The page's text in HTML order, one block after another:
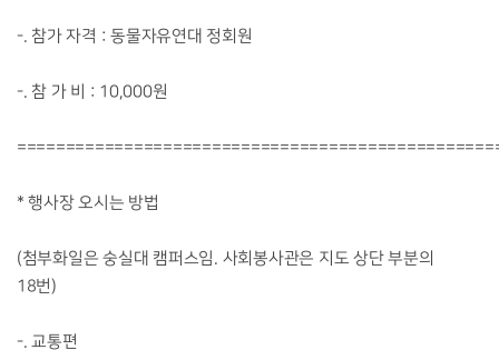
-. 참가 자격 : 동물자유연대 정회원
-. 참 가 비 : 10,000원
* 행사장 오시는 방법
(첨부화일은 숭실대 캠퍼스임. 사회봉사관은 지도 상단 부분의
18번)
-. 교통편